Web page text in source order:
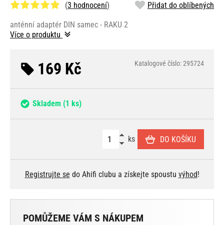
(3 hodnocení) Přidat do oblíbených
anténní adaptér DIN samec - RAKU 2
Více o produktu
169 Kč Katalogové číslo: 295724
Skladem (1 ks)
ks DO KOŠÍKU
Registrujte se do Ahifi clubu a získejte spoustu výhod!
POMŮŽEME VÁM S NÁKUPEM